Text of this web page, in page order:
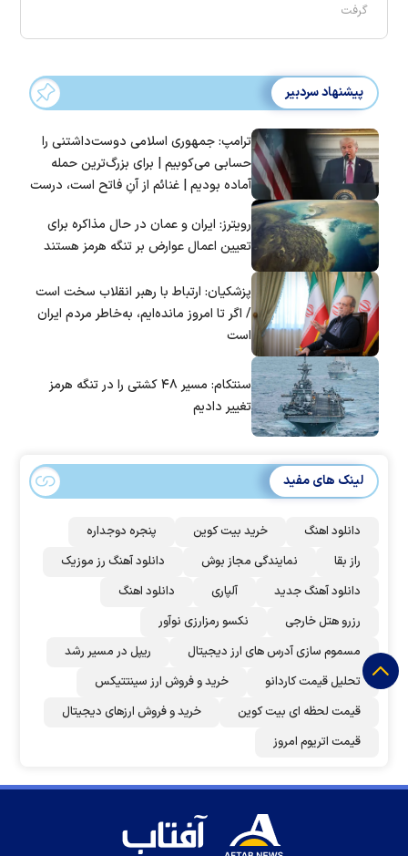
گرفت
پیشنهاد سردبیر
ترامپ: جمهوری اسلامی دوست‌داشتنی را
حسابی می‌کوبیم | برای بزرگ‌ترین حمله
آماده بودیم | غنائم از آنِ فاتح است، درست
رویترز: ایران و عمان در حال مذاکره برای
تعیین اعمال عوارض بر تنگه هرمز هستند
پزشکیان: ارتباط با رهبر انقلاب سخت است
/ اگر تا امروز مانده‌ایم، به‌خاطر مردم ایران
است
سنتکام: مسیر ۴۸ کشتی را در تنگه هرمز
تغییر دادیم
لینک های مفید
دانلود اهنگ خرید بیت کوین
پنجره دوجداره
راز بقا
نمایندگی مجاز بوش
دانلود آهنگ رز‌ موزیک
دانلود آهنگ جدید
آلپاری
دانلود اهنگ
رزرو هتل خارجی
نکسو رمزارزی نوآور
مسموم سازی آدرس های ارز دیجیتال
ریپل در مسیر رشد
تحلیل قیمت کاردانو
خرید و فروش ارز سینتتیکس
قیمت لحظه ای بیت کوین
خرید و فروش ارزهای دیجیتال
قیمت اتریوم امروز